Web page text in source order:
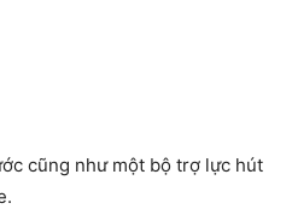
cũng như một bộ trợ lực hút